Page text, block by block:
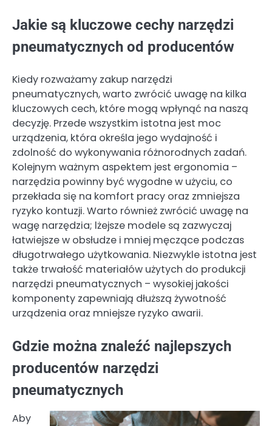
Jakie są kluczowe cechy narzędzi
pneumatycznych od producentów
Kiedy rozważamy zakup narzędzi
pneumatycznych, warto zwrócić uwagę na kilka
kluczowych cech, które mogą wpłynąć na naszą
decyzję. Przede wszystkim istotna jest moc
urządzenia, która określa jego wydajność i
zdolność do wykonywania różnorodnych zadań.
Kolejnym ważnym aspektem jest ergonomia –
narzędzia powinny być wygodne w użyciu, co
przekłada się na komfort pracy oraz zmniejsza
ryzyko kontuzji. Warto również zwrócić uwagę na
wagę narzędzia; lżejsze modele są zazwyczaj
łatwiejsze w obsłudze i mniej męczące podczas
długotrwałego użytkowania. Niezwykle istotna jest
także trwałość materiałów użytych do produkcji
narzędzi pneumatycznych – wysokiej jakości
komponenty zapewniają dłuższą żywotność
urządzenia oraz mniejsze ryzyko awarii.
Gdzie można znaleźć najlepszych
producentów narzędzi
pneumatycznych
Aby